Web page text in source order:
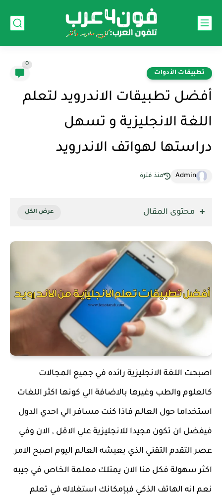
تطبيقات الأدوات
0
أفضل تطبيقات الاندرويد لتعلم
اللغة الانجليزية و تسهل
دراستها لهواتف الاندرويد
Admin منذ فترة
محتوى المقال
اصبحت اللغة الانجليزية رائده في جميع المجالات
كالعلوم والطب وغيرها بالاضافة الي كونها اكثر اللغات
استخداما حول العالم فاذا كنت مسافر الي احدي الدول
فيفضل ان تكون مجيدا للانجليزية علي الاقل , الان وفي
عصر التقدم التقني الذي يعيشه العالم اليوم اصبح الامر
اكثر سهولة فكل منا الان يمتلك معلمة الخاص في جيبه
نعم انه الهاتف الذكي فبإمكانك استغلاله في تعلم